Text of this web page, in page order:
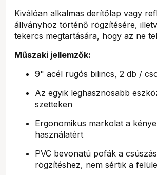
Kiválóan alkalmas derítőlap vagy
állványhoz történő rögzítésére,
tekercs megtartására, hogy az ne
Műszaki jellemzők:
9" acél rugós bilincs, 2 db /
Az egyik leghasznosabb
szetteken
Ergonomikus markolat a
használatért
PVC bevonatú pofák a
rögzítéshez, nem sértik a